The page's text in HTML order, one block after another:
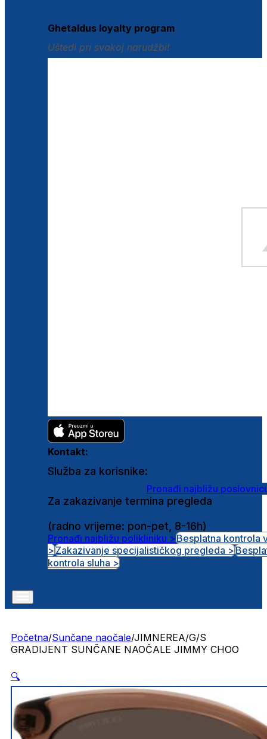
Ghetaldus loyalty program
Uštedi pri svakoj narudžbi!
Kontakt:
Služba za korisnike:
Pronađi najbližu
Za zakazivanje termina pregleda
(radno vrijeme: pon-pet, 8-16h)
Pronađi najbližu polikliniku >Besplatna kontrola
>Zakazivanje specijalističkog pregleda >
kontrola sluha >
Početna/Sunčane naočale/JIMNEREA/G/S
GRADIJENT SUNČANE NAOČALE JIMMY CHOO
🔍